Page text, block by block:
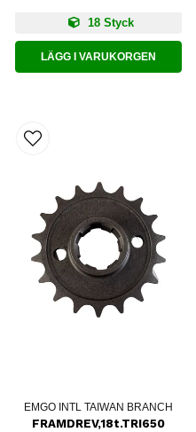
18 Styck
LÄGG I VARUKORGEN
EMGO INTL TAIWAN BRANCH
FRAMDREV,18t.TRI650